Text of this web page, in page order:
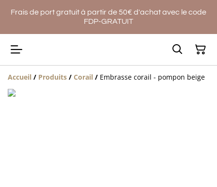
Frais de port gratuit à partir de 50€ d'achat avec le code
FDP-GRATUIT
Accueil / Produits / Corail / Embrasse corail - pompon beige